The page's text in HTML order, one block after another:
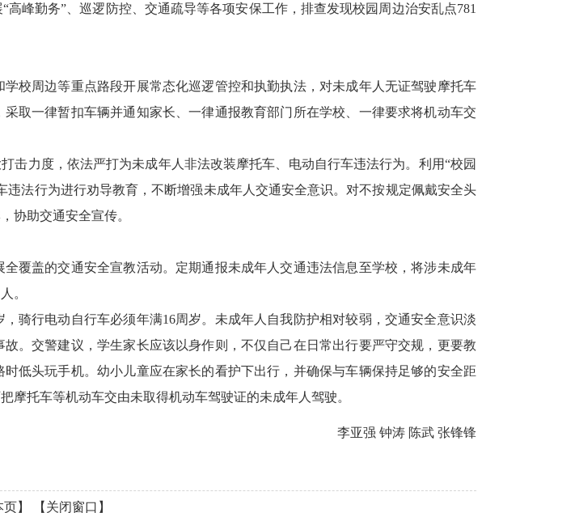
峰勤务”、巡逻防控、交通疏导等各项安保工作，排查发现校园周边治安乱点781
校周边等重点路段开展常态化巡逻管控和执勤执法，对未成年人无证驾驶摩托车
取一律暂扣车辆并通知家长、一律通报教育部门所在学校、一律要求将机动车交
击力度，依法严打为未成年人非法改装摩托车、电动自行车违法行为。利用“校园
法行为进行劝导教育，不断增强未成年人交通安全意识。对不按规定佩戴安全头
协助交通安全宣传。
覆盖的交通安全宣教活动。定期通报未成年人交通违法信息至学校，将涉未成年
。
骑行电动自行车必须年满16周岁。未成年人自我防护相对较弱，交通安全意识淡
。交警建议，学生家长应该以身作则，不仅自己在日常出行要严守交规，更要教
低头玩手机。幼小儿童应在家长的看护下出行，并确保与车辆保持足够的安全距
托车等机动车交由未取得机动车驾驶证的未成年人驾驶。
李亚强 钟涛 陈武 张锋锋
】 【关闭窗口】